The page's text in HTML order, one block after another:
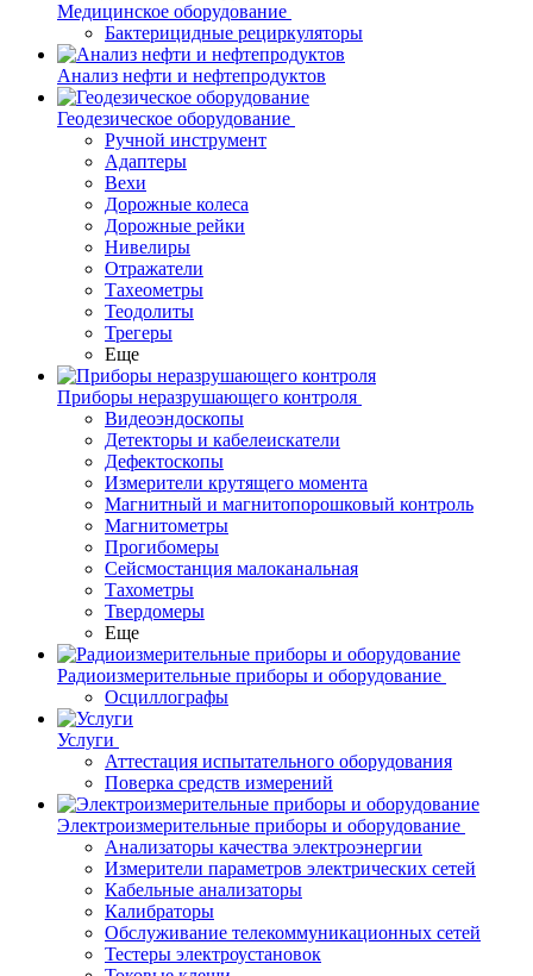
Медицинское оборудование
Бактерицидные рециркуляторы
Анализ нефти и нефтепродуктов
Геодезическое оборудование
Ручной инструмент
Адаптеры
Вехи
Дорожные колеса
Дорожные рейки
Нивелиры
Отражатели
Тахеометры
Теодолиты
Трегеры
Еще
Приборы неразрушающего контроля
Видеоэндоскопы
Детекторы и кабелеискатели
Дефектоскопы
Измерители крутящего момента
Магнитный и магнитопорошковый контроль
Магнитометры
Прогибомеры
Сейсмостанция малоканальная
Тахометры
Твердомеры
Еще
Радиоизмерительные приборы и оборудование
Осциллографы
Услуги
Аттестация испытательного оборудования
Поверка средств измерений
Электроизмерительные приборы и оборудование
Анализаторы качества электроэнергии
Измерители параметров электрических сетей
Кабельные анализаторы
Калибраторы
Обслуживание телекоммуникационных сетей
Тестеры электроустановок